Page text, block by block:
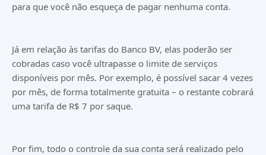
para que você não esqueça de pagar nenhuma conta.
Já em relação às tarifas do Banco BV, elas poderão ser
cobradas caso você ultrapasse o limite de serviços
disponíveis por mês. Por exemplo, é possível sacar 4 vezes
por mês, de forma totalmente gratuita – o restante cobrará
uma tarifa de R$ 7 por saque.
Por fim, todo o controle da sua conta será realizado pelo